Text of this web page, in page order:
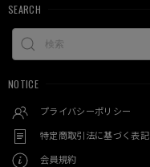
SEARCH
NOTICE
プライバシーポリシー
特定商取引法に基づく表記
会員規約